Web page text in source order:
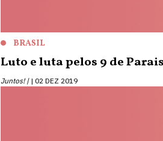
BRASIL
Luto e luta pelos 9 de
Juntos! | 02 DEZ 2019